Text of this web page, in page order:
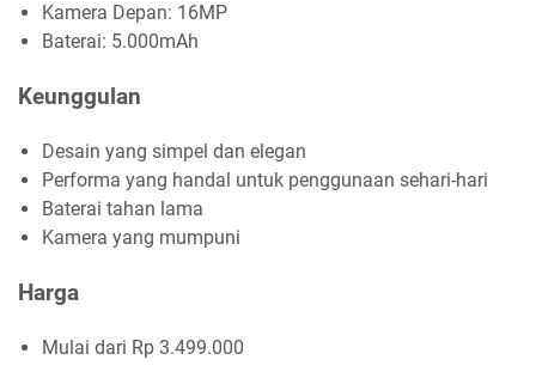
Kamera Depan: 16MP
Baterai: 5.000mAh
Keunggulan
Desain yang simpel dan elegan
Performa yang handal untuk penggunaan sehari-hari
Baterai tahan lama
Kamera yang mumpuni
Harga
Mulai dari Rp 3.499.000